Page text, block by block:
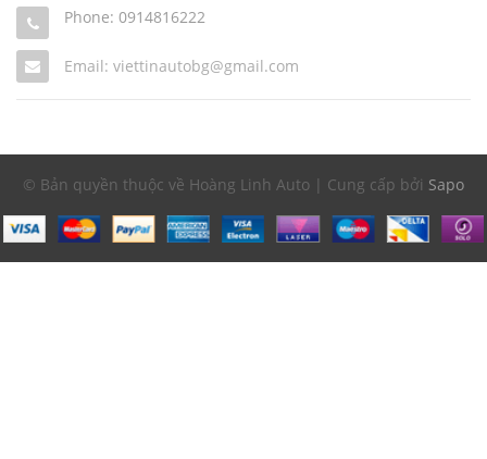
Phone: 0914816222
Email: viettinautobg@gmail.com
© Bản quyền thuộc về Hoàng Linh Auto | Cung cấp bởi Sapo